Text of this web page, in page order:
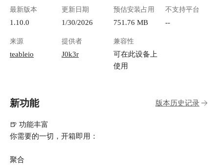
的用户来说，可以将应用类比为Excel中的工作
1. 点击"新建数据库" ![image.png](https://lzc-
playground-1301583638.cos.ap-
chengdu.myqcloud.com/guidelines/496/3e9bc2ac-
0d57-4119-a854-a372cef83624.png "image.png") 3.
给你的数据库起个好记的名字，比如"我的客户管
playground-1301583638.cos.ap-
chengdu.myqcloud.com/guidelines/496/fdea551c-
们用空白数据库，新建完长这样： ![image.png]
(https://lzc-playground-1301583638.cos.ap-
7300-4ac7-9b95-d0a5459a6ecc.png "image.png")
最新版本
1.10.0
更新日期
1/30/2026
预估安装占用
751.76 MB
不支持平台
--
来源
teableio
提供者
J0k3r
兼容性
可在此设备上
使用
新功能 版本历史记录
🍺 功能丰富
你需要的一切，开箱即用：
聚合